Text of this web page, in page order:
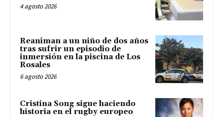
4 agosto 2026
Reaniman a un niño de dos años
tras sufrir un episodio de
inmersión en la piscina de Los
Rosales
6 agosto 2026
Cristina Song sigue haciendo
historia en el rugby europeo